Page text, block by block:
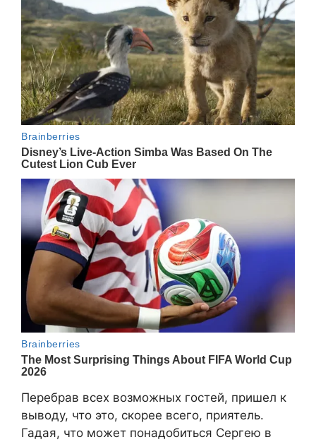
Перебрав всех возможных гостей, пришел к
выводу, что это, скорее всего, приятель.
Гадая, что может понадобиться Сергею в